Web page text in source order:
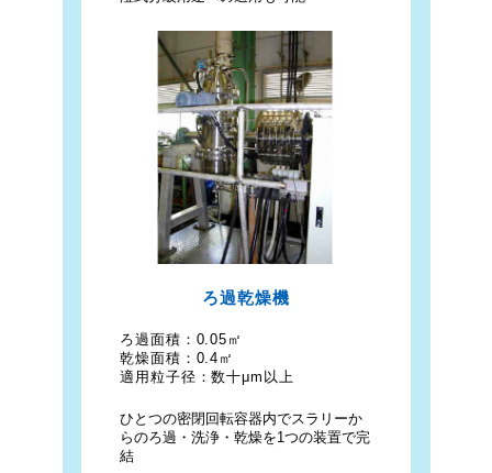
ろ過乾燥機
ろ過面積： 0.05㎡
乾燥面積： 0.4㎡
適用粒子径：数十μm以上
ひとつの密閉回転容器内でスラリーか
らのろ過・洗浄・乾燥を1つの装置で完
結